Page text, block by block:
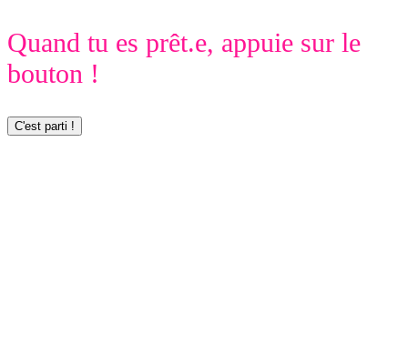
Quand tu es prêt.e, appuie sur le
bouton !
C'est parti !